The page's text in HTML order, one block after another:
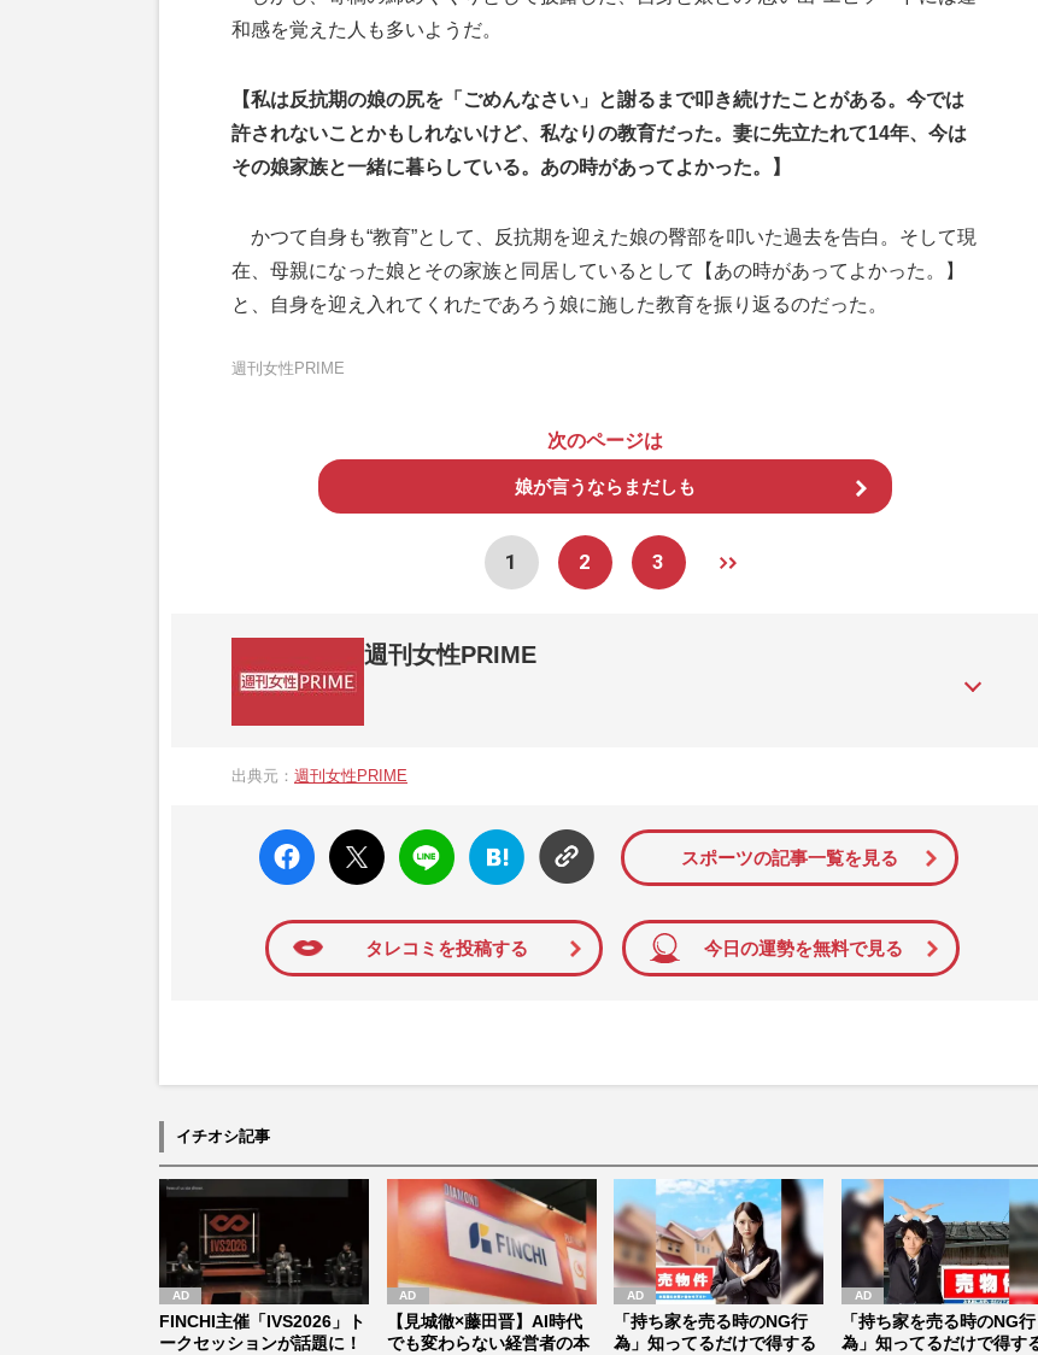
和感を覚えた人も多いようだ。
【私は反抗期の娘の尻を「ごめんなさい」と謝るまで叩き続けたことがある。今では
許されないことかもしれないけど、私なりの教育だった。妻に先立たれて14年、今は
その娘家族と一緒に暮らしている。あの時があってよかった。】
かつて自身も“教育”として、反抗期を迎えた娘の臀部を叩いた過去を告白。そして現
在、母親になった娘とその家族と同居しているとして【あの時があってよかった。】
と、自身を迎え入れてくれたであろう娘に施した教育を振り返るのだった。
週刊女性PRIME
次のページは
娘が言うならまだしも
1 2 3
週刊女性PRIME
か、女性週刊誌『週刊女性』の誌面に掲載された記事から、インターネット利用者層にとって特に関心の
出典元： 週刊女性PRIME
faceboo
k いい
ね
X ポス
ト
LINE
はてな
ブック
マーク
スポーツの記事一覧を見る
タレコミを投稿する 今日の運勢を無料で見る
イチオシ記事
FINCHI主催「IVS2026」ト
ークセッションが話題に！
【見城徹×藤田晋】AI時代
でも変わらない経営者の本
「持ち家を売る時のNG行
為」知ってるだけで得する
「持ち家を売る時のNG行
為」知ってるだけで得す